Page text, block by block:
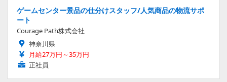
ゲームセンター景品の仕分けスタッフ/人気商品の物流サポ
ート
Courage Path株式会社
神奈川県
月給27万円～35万円
正社員